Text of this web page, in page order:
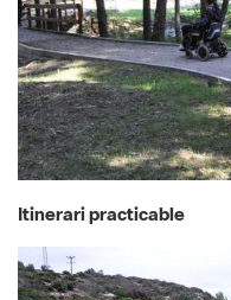
Itinerari practicable